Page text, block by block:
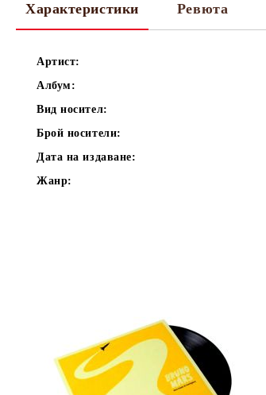
Характеристики Ревюта
Артист:
Албум:
Вид носител:
Брой носители:
Дата на издаване:
Жанр: